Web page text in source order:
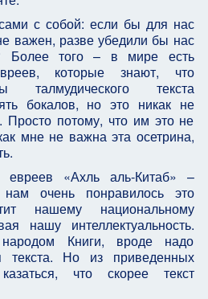
с собой: если бы для нас
важен, разве убедили бы нас
Более того – в мире есть
которые знают, что
талмудического текста
бокалов, но это никак не
Просто потому, что им это не
мне не важна эта осетрина,
евреев «Ахль аль-Китаб» –
очень понравилось это
нашему национальному
нашу интеллектуальность.
Книги, вроде надо
текста. Но из приведенных
что скорее текст